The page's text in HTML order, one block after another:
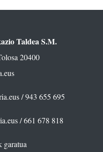
Taldea S.M.
20400
/ 943 655 695
/ 661 678 818
garatua